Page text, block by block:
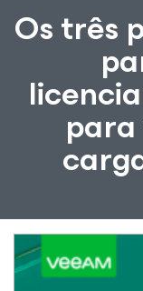
MAIS
Os três